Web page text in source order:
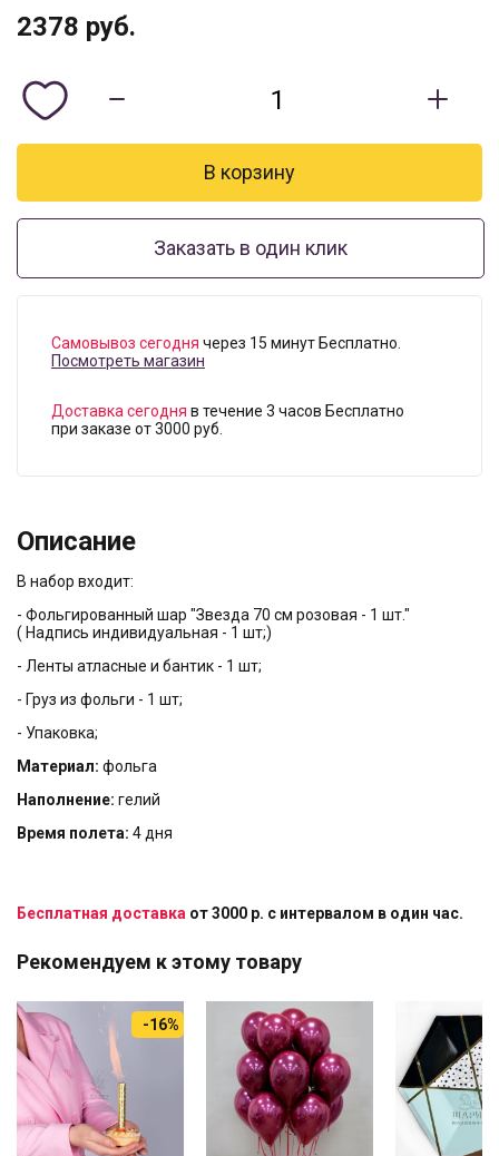
2378 руб.
Заказать в один клик
Самовывоз сегодня через 15 минут Бесплатно.
Посмотреть магазин
Доставка сегодня в течение 3 часов Бесплатно
при заказе от 3000 руб.
Описание
В набор входит:
- Фольгированный шар "Звезда 70 см розовая - 1 шт."
( Надпись индивидуальная - 1 шт;)
- Ленты атласные и бантик - 1 шт;
- Груз из фольги - 1 шт;
- Упаковка;
Материал: фольга
Наполнение: гелий
Время полета: 4 дня
Бесплатная доставка от 3000 р. с интервалом в один час.
Рекомендуем к этому товару
-16%